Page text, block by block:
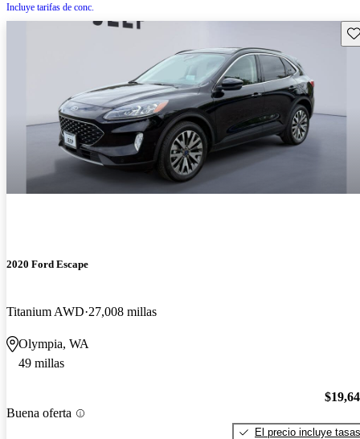
Incluye tarifas de conc.
2020 Ford Escape
Titanium AWD 27,008 millas
Olympia, WA
49 millas
Buena oferta
El precio incluye tasas